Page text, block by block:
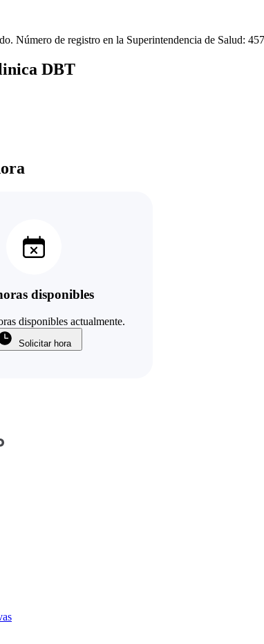
Número de registro en la Superintendencia de Salud:
DBT
disponibles
disponibles actualmente.
Solicitar hora